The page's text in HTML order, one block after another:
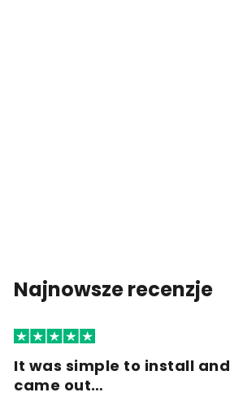
Najnowsze recenzje
It was simple to install and
came out…